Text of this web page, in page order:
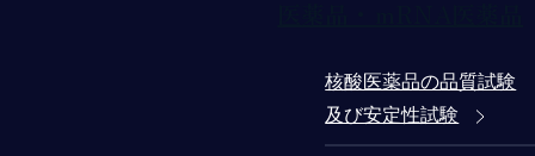
核酸医薬品の品質試験
及び安定性試験